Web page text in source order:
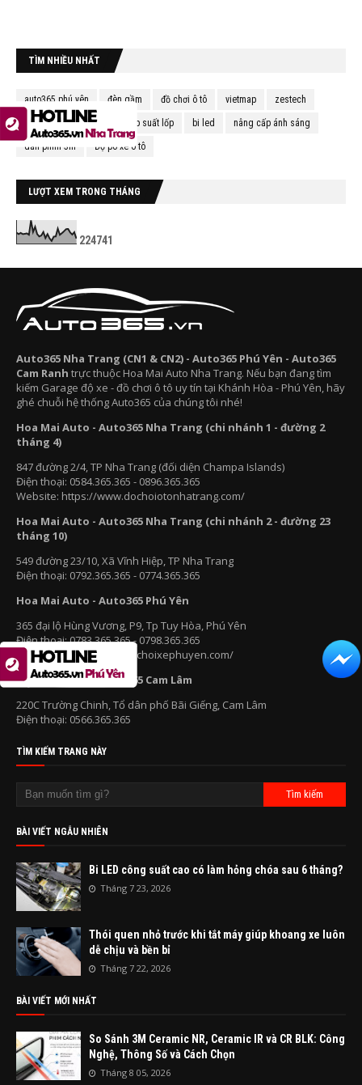
TÌM NHIỀU NHẤT
auto365 phú yên đèn gầm đồ chơi ô tô vietmap zestech
cảm biến lùi cảm biến áp suất lốp bi led nâng cấp ánh sáng
dán phim 3m Độ pô xe ô tô
LƯỢT XEM TRONG THÁNG
224741
Auto365 Nha Trang (CN1 & CN2) - Auto365 Phú Yên - Auto365
Cam Ranh trực thuộc Hoa Mai Auto Nha Trang. Nếu bạn đang tìm
kiếm Garage độ xe - đồ chơi ô tô uy tín tại Khánh Hòa - Phú Yên, hãy
ghé chuỗi hệ thống Auto365 của chúng tôi nhé!
Hoa Mai Auto - Auto365 Nha Trang (chi nhánh 1 - đường 2
tháng 4)
847 đường 2/4, TP Nha Trang (đối diện Champa Islands)
Điện thoại: 0584.365.365 - 0896.365.365
Website: https://www.dochoiotonhatrang.com/
Hoa Mai Auto - Auto365 Nha Trang (chi nhánh 2 - đường 23
tháng 10)
549 đường 23/10, Xã Vĩnh Hiệp, TP Nha Trang
Điện thoại: 0792.365.365 - 0774.365.365
Hoa Mai Auto - Auto365 Phú Yên
365 đại lộ Hùng Vương, P9, Tp Tuy Hòa, Phú Yên
Điện thoại: 0783.365.365 - 0798.365.365
Website: https://www.dochoixephuyen.com/
Hoa Mai Auto - Auto365 Cam Lâm
220C Trường Chinh, Tổ dân phố Bãi Giếng, Cam Lâm
Điện thoại: 0566.365.365
TÌM KIẾM TRANG NÀY
BÀI VIẾT NGẪU NHIÊN
Bi LED công suất cao có làm hỏng chóa sau 6 tháng?
Tháng 7 23, 2026
Thói quen nhỏ trước khi tắt máy giúp khoang xe luôn
dễ chịu và bền bỉ
Tháng 7 22, 2026
BÀI VIẾT MỚI NHẤT
So Sánh 3M Ceramic NR, Ceramic IR và CR BLK: Công
Nghệ, Thông Số và Cách Chọn
Tháng 8 05, 2026